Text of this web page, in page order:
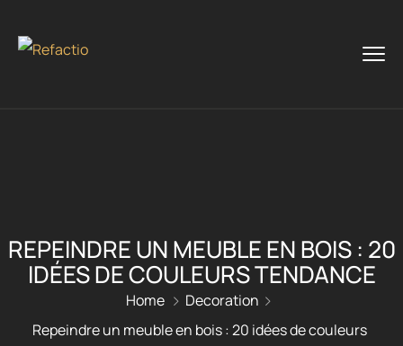
REPEINDRE UN MEUBLE EN BOIS : 20
IDÉES DE COULEURS TENDANCE
Home
Decoration
Repeindre un meuble en bois : 20 idées de couleurs